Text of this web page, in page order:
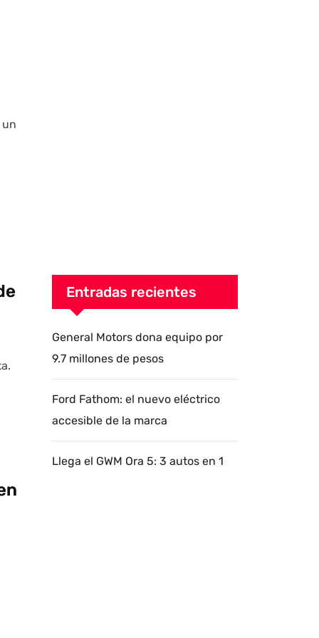
Entradas recientes
General Motors dona equipo por
9.7 millones de pesos
Ford Fathom: el nuevo eléctrico
accesible de la marca
Llega el GWM Ora 5: 3 autos en 1